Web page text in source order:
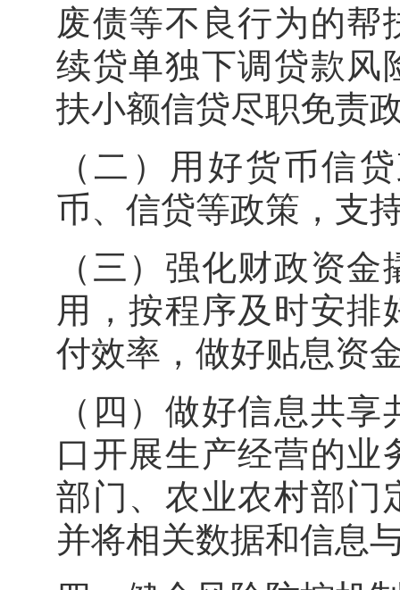
废债等不良行为的帮
续贷单独下调贷款风
扶小额信贷尽职免
（二）用好货币信
币、信贷等政策，
（三）强化财政资
用，按程序及时安排
付效率，做好贴息
（四）做好信息共
口开展生产经营的业
部门、农业农村部门
并将相关数据和信